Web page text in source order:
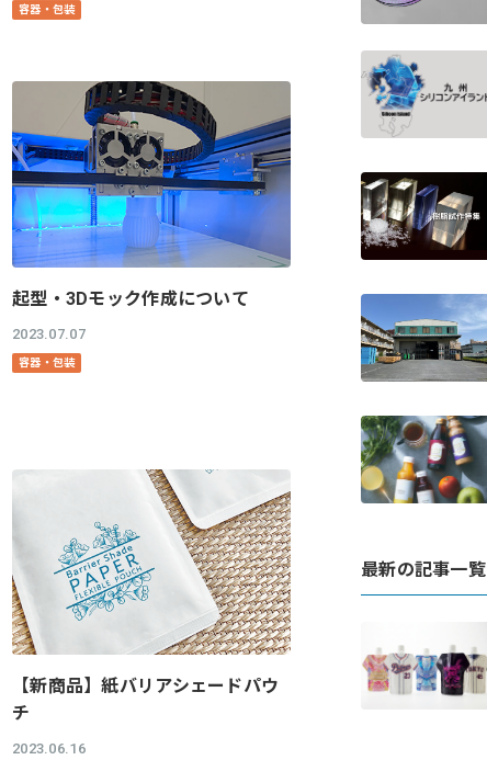
容器・包装
起型・3Dモック作成について
2023.07.07
容器・包装
【新商品】紙バリアシェードパウ
チ
2023.06.16
最新の記事一覧